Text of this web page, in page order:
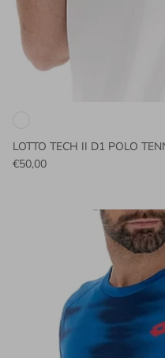
LOTTO TECH II D1 POLO
€50,00